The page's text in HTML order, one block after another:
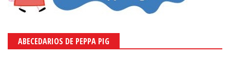
ABECEDARIOS DE PEPPA PIG